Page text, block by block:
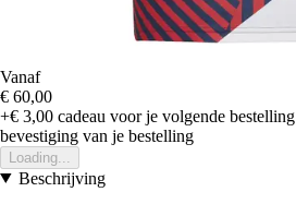
Vanaf
€ 60,00
+€ 3,00 cadeau voor je volgende bestelling
bevestiging van je bestelling
Loading...
Beschrijving